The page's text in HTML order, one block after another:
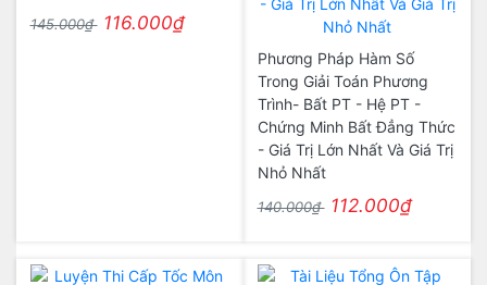
145.000₫ 116.000₫
Phương Pháp Hàm Số
Trong Giải Toán Phương
Trình- Bất PT - Hệ PT -
Chứng Minh Bất Đẳng Thức
- Giá Trị Lớn Nhất Và Giá Trị
Nhỏ Nhất
140.000₫ 112.000₫